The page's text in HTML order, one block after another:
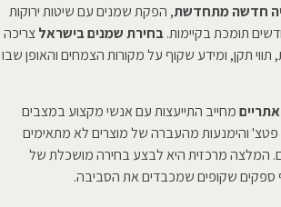
חדשה מתחדשת, הפקת שמנים עם שיטות ירוקות
תומכת בקיימות.בחירת שמנים בישראלצריכה
תווי תקן, ומידע שקוף על מקורות הצמחים והאופן שבו
מחייב התייעצות עם אנשי מקצוע במצבים
פטצ' והימנעות מהעברה של מוצרים לא מתאימים
המלצה מרכזית היא לבצע בחירה מושכלת של
ספקים שקופים שמכבדים את הסביבה.